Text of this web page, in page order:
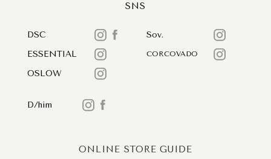
SNS
DSC
Sov.
ESSENTIAL
CORCOVADO
OSLOW
D/him
ONLINE STORE GUIDE